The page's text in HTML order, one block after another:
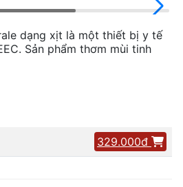
dạng xịt là một thiết bị y tế
Sản phẩm thơm mùi tinh
329.000đ